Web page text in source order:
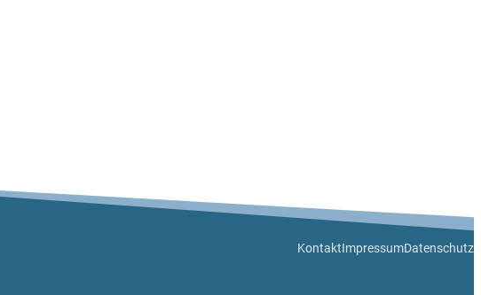
KontaktImpressumDatenschutz